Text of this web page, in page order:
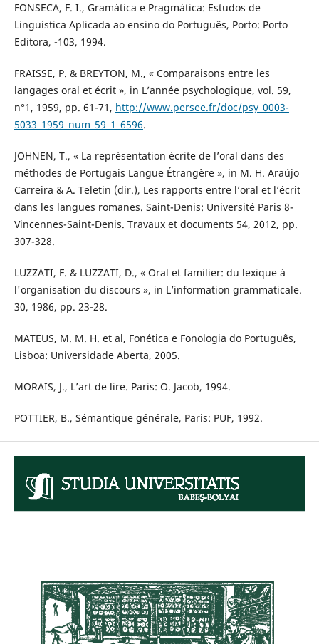
FONSECA, F. I., Gramática e Pragmática: Estudos de
Linguística Aplicada ao ensino do Português, Porto: Porto
Editora, -103, 1994.
FRAISSE, P. & BREYTON, M., « Comparaisons entre les
langages oral et écrit », in L’année psychologique, vol. 59,
n°1, 1959, pp. 61-71, http://www.persee.fr/doc/psy_0003-
5033_1959_num_59_1_6596.
JOHNEN, T., « La représentation écrite de l’oral dans des
méthodes de Portugais Langue Étrangère », in M. H. Araújo
Carreira & A. Teletin (dir.), Les rapports entre l’oral et l’écrit
dans les langues romanes. Saint-Denis: Université Paris 8-
Vincennes-Saint-Denis. Travaux et documents 54, 2012, pp.
307-328.
LUZZATI, F. & LUZZATI, D., « Oral et familier: du lexique à
l'organisation du discours », in L’information grammaticale.
30, 1986, pp. 23-28.
MATEUS, M. M. H. et al, Fonética e Fonologia do Português,
Lisboa: Universidade Aberta, 2005.
MORAIS, J., L’art de lire. Paris: O. Jacob, 1994.
POTTIER, B., Sémantique générale, Paris: PUF, 1992.